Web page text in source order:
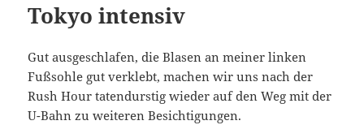
Tokyo intensiv
Gut ausgeschlafen, die Blasen an meiner linken
Fußsohle gut verklebt, machen wir uns nach der
Rush Hour tatendurstig wieder auf den Weg mit der
U-Bahn zu weiteren Besichtigungen.